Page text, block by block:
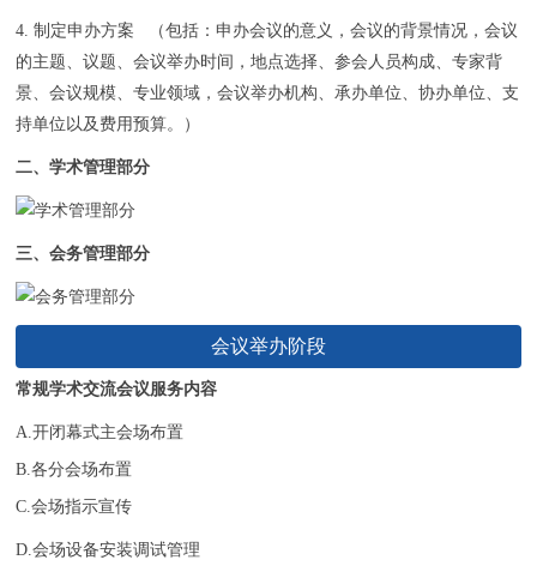
4. 制定申办方案 （包括：申办会议的意义，会议的背景情况，会议
的主题、议题、会议举办时间，地点选择、参会人员构成、专家背
景、会议规模、专业领域，会议举办机构、承办单位、协办单位、支
持单位以及费用预算。）
二、学术管理部分
三、会务管理部分
会议举办阶段
常规学术交流会议服务内容
A.开闭幕式主会场布置
B.各分会场布置
C.会场指示宣传
D.会场设备安装调试管理